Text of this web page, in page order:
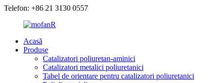
Telefon: +86 21 3130 0557
Acasă
Produse
Catalizatori poliuretan-aminici
Catalizatori metalici poliuretanici
Tabel de orientare pentru catalizatori poliuretanici